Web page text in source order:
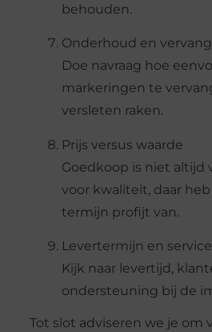
behouden.
Onderhoud en
Doe navraag hoe
markeringen te
versleten raken.
Prijs versus waarde
Goedkoop is niet altijd
voor kwaliteit, daar
termijn profijt van.
Levertermijn en service
Kijk naar levertijd,
ondersteuning bij de
Tot slot adviseren we je om